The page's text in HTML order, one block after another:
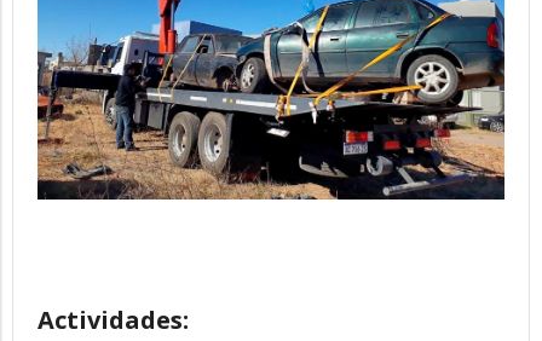
Actividades: